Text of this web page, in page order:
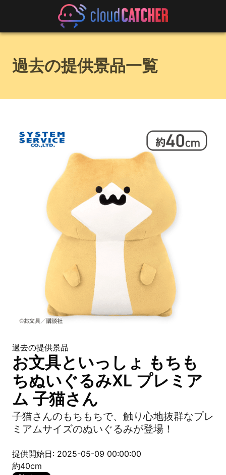
過去の提供景品一覧
過去の提供景品
お文具といっしょ もちも
ちぬいぐるみXL プレミア
ム 子猫さん
子猫さんのもちもちで、触り心地抜群なプレ
ミアムサイズのぬいぐるみが登場！
提供開始日: 2025-05-09 00:00:00
約40cm